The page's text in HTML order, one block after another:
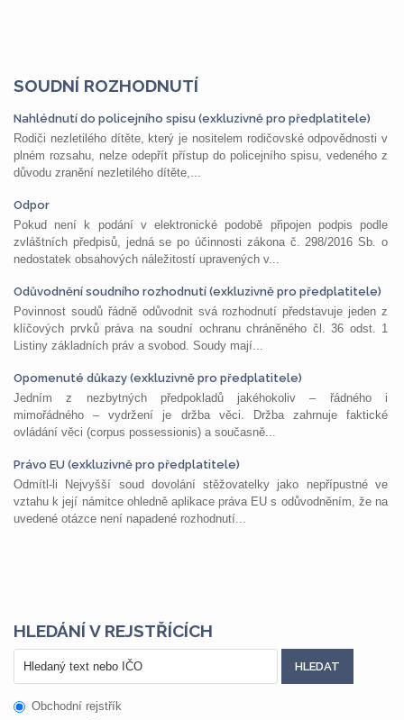
SOUDNÍ ROZHODNUTÍ
Nahlédnutí do policejního spisu (exkluzivně pro předplatitele)
Rodiči nezletilého dítěte, který je nositelem rodičovské odpovědnosti v
plném rozsahu, nelze odepřít přístup do policejního spisu, vedeného z
důvodu zranění nezletilého dítěte,...
Odpor
Pokud není k podání v elektronické podobě připojen podpis podle
zvláštních předpisů, jedná se po účinnosti zákona č. 298/2016 Sb. o
nedostatek obsahových náležitostí upravených v...
Odůvodnění soudního rozhodnutí (exkluzivně pro předplatitele)
Povinnost soudů řádně odůvodnit svá rozhodnutí představuje jeden z
klíčových prvků práva na soudní ochranu chráněného čl. 36 odst. 1
Listiny základních práv a svobod. Soudy mají...
Opomenuté důkazy (exkluzivně pro předplatitele)
Jedním z nezbytných předpokladů jakéhokoliv – řádného i
mimořádného – vydržení je držba věci. Držba zahrnuje faktické
ovládání věci (corpus possessionis) a současně...
Právo EU (exkluzivně pro předplatitele)
Odmítl-li Nejvyšší soud dovolání stěžovatelky jako nepřípustné ve
vztahu k její námitce ohledně aplikace práva EU s odůvodněním, že na
uvedené otázce není napadené rozhodnutí...
HLEDÁNÍ V REJSTŘÍCÍCH
Obchodní rejstřík